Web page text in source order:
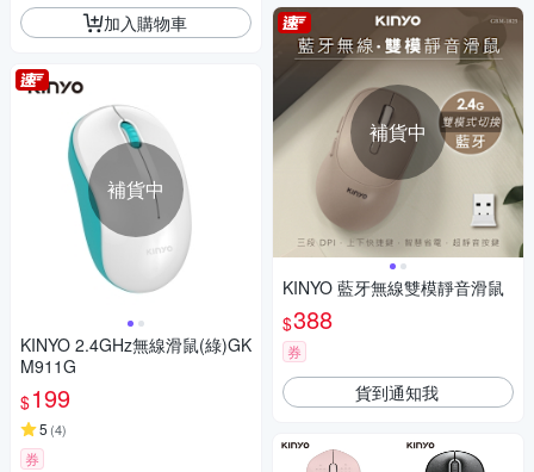
加入購物車
補貨中
KINYO 2.4GHz無線滑鼠(綠)GK
M911G
$199
5 (4)
券
補貨中
KINYO 藍牙無線雙模靜音滑鼠
$388
券
貨到通知我